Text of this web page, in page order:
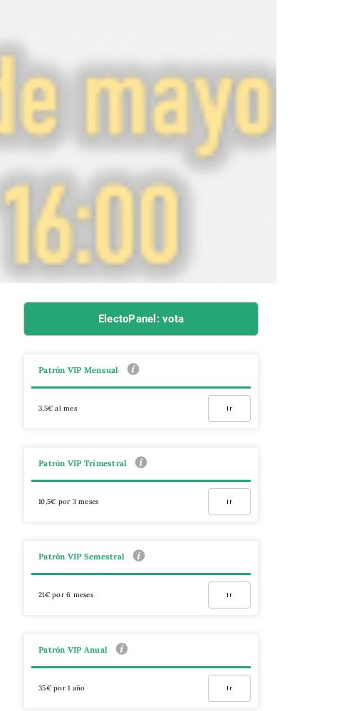
ElectoPanel: vota
Patrón VIP Mensual
3,5€ al mes Ir
Patrón VIP Trimestral
10,5€ por 3 meses Ir
Patrón VIP Semestral
21€ por 6 meses Ir
Patrón VIP Anual
35€ por 1 año Ir